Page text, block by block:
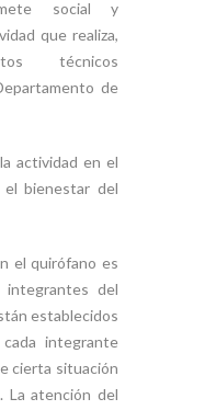
social y
que realiza,
técnicos
de
actividad en el
bienestar del
el quirófano es
del
establecidos
integrante
cierta situación
La atención del